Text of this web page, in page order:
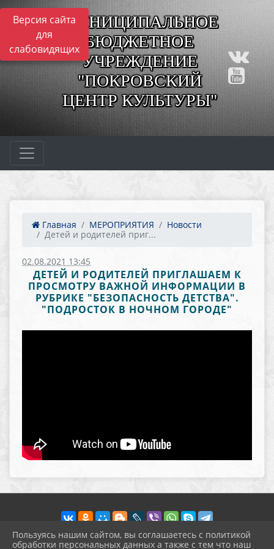
Версия сайта
для
слабовидящих
МУНИЦИПАЛЬНОЕ
БЮДЖЕТНОЕ
УЧРЕЖДЕНИЕ
"ПОКРОВСКИЙ
ЦЕНТР КУЛЬТУРЫ"
Главная МЕРОПРИЯТИЯ
Новости
Детей и родителей приг...
02.08.2021 13:45
ДЕТЕЙ И РОДИТЕЛЕЙ ПРИГЛАШАЕМ К
ПРОСМОТРУ ВАЖНОЙ ИНФОРМАЦИИ В
РУБРИКЕ "БЕЗОПАСНОСТЬ ДЕТСТВА".
"ПОДРОСТОК В НОЧНОМ ГОРОДЕ"
Пользуясь нашим сайтом, вы соглашаетесь с политикой
обработки персональных данных а также с тем что наш